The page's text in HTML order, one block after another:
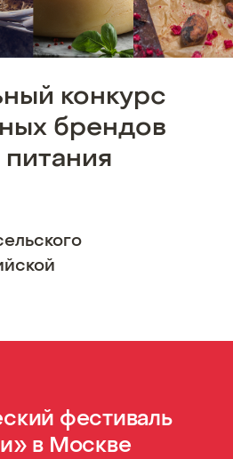
конкурс
брендов
питания
фестиваль
в Москве